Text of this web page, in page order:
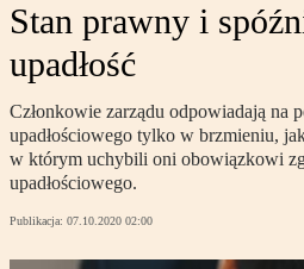
Stan prawny i
upadłość
Członkowie zarządu odpowiadają na
upadłościowego tylko w brzmieniu,
w którym uchybili oni obowiązkowi
upadłościowego.
Publikacja: 07.10.2020 02:00